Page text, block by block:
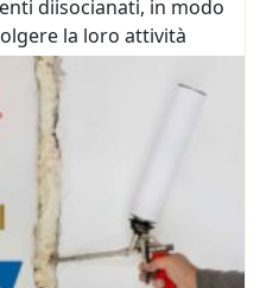
diisocianati, in modo
la loro attività